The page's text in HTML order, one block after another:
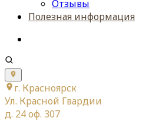
Отзывы
Полезная информация
г. Красноярск
Ул. Красной Гвардии
д. 24 оф. 307